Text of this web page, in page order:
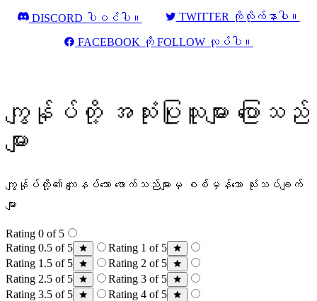
DISCORD ပါဝင်ပါ။ TWITTER ကိုလိုက်နာပါ။
FACEBOOK ကို FOLLOW လုပ်ပါ။
ကျွန်ုပ်တို့ အသုံးပြုသူများ ပြောသည်
များ
ကျွန်ုပ်တို့၏ ကျေနပ်သော ဖောက်သည်များမှ စစ်မှန်သော သုံးသပ်ချက်
များ
Rating 0 of 5
Rating 0.5 of 5
Rating 1 of 5
Rating 1.5 of 5
Rating 2 of 5
Rating 2.5 of 5
Rating 3 of 5
Rating 3.5 of 5
Rating 4 of 5